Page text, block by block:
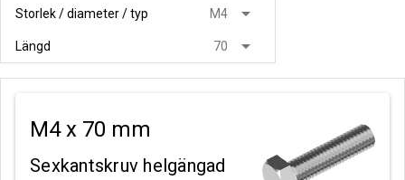
Storlek / diameter / typ M4 arrow_drop_down
Längd 70 arrow_drop_down
M4 x 70 mm
Sexkantskruv helgängad